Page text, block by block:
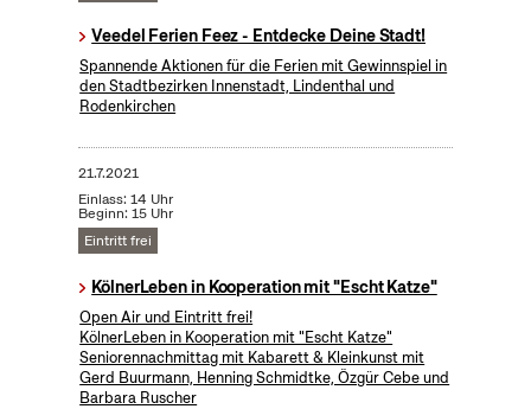
Veedel Ferien Feez - Entdecke Deine Stadt!
Spannende Aktionen für die Ferien mit Gewinnspiel in
den Stadtbezirken Innenstadt, Lindenthal und
Rodenkirchen
21.7.2021
Einlass: 14 Uhr
Beginn: 15 Uhr
Eintritt frei
KölnerLeben in Kooperation mit "Escht Katze"
Open Air und Eintritt frei!
KölnerLeben in Kooperation mit "Escht Katze"
Seniorennachmittag mit Kabarett & Kleinkunst mit
Gerd Buurmann, Henning Schmidtke, Özgür Cebe und
Barbara Ruscher